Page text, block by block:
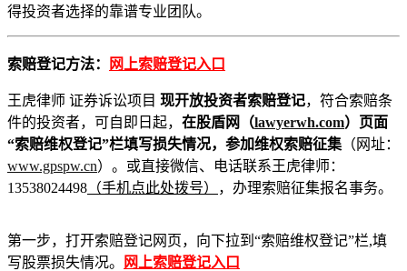
得投资者选择的靠谱专业团队。
索赔登记方法： 网上索赔登记入口
王虎律师 证券诉讼项目 现开放投资者索赔登记，符合索赔条
件的投资者，可自即日起， 在股盾网（lawyerwh.com）页面
“索赔维权登记”栏填写损失情况，参加维权索赔征集 （网址：
www.gpspw.cn）。或直接微信、电话联系王虎律师：
13538024498 （手机点此处拨号） ，办理索赔征集报名事务。
第一步，打开索赔登记网页，向下拉到“索赔维权登记”栏,填
写股票损失情况。
网上索赔登记入口